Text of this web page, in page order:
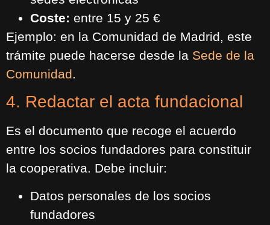
Coste: entre 15 y 25 €
Ejemplo: en la Comunidad de Madrid, este
trámite puede hacerse desde la Sede de la
Comunidad.
4. Redactar el acta fundacional
Es el documento que recoge el acuerdo
entre los socios fundadores para constituir
la cooperativa. Debe incluir:
Datos personales de los socios
fundadores